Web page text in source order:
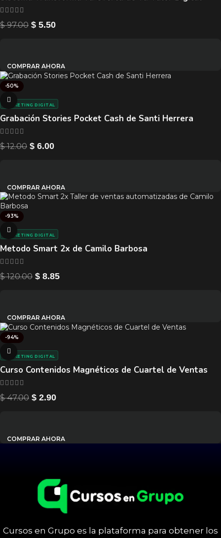
$97.00 $ 5.50
COMPRAR AHORA
-50%
Grabación Stories Pocket Cash de Santi Herrera
MARKETING DIGITAL
$12.00 $ 6.00
COMPRAR AHORA
-93%
Metodo Smart 2x de Camilo Barbosa
MARKETING DIGITAL
$120.00 $ 8.85
COMPRAR AHORA
-94%
Curso Contenidos Magnéticos de Cuartel de Ventas
MARKETING DIGITAL
$47.00 $ 2.90
COMPRAR AHORA
Cursos en Grupo es la plataforma para obtener los